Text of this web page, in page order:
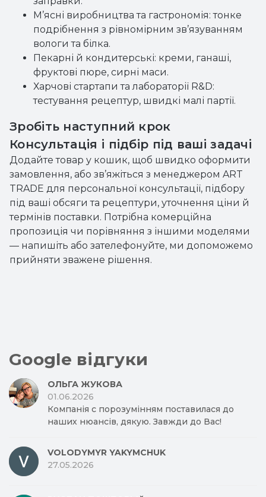
М’ясні виробництва та гастрономія: тонке
подрібнення з рівномірним зв’язуванням
вологи та білка.
Пекарні й кондитерські: креми, ганаші,
фруктові пюре, сирні маси.
Харчові стартапи та лабораторії R&D:
тестування рецептур, швидкі малі партії.
Зробіть наступний крок
Консультація і підбір під ваші задачі
Додайте товар у кошик, щоб швидко оформити
замовлення, або зв’яжіться з менеджером ART
TRADE для персональної консультації, підбору
під ваші обсяги та рецептури, уточнення ціни й
термінів поставки. Потрібна комерційна
пропозиція чи порівняння з іншими моделями
— напишіть або зателефонуйте, ми допоможемо
прийняти зважене рішення.
Google відгуки
ОЛЬГА ЖУКОВА
01.06.2026
Компанія с порозумінням поставилася до
наших нюансів, дякую. Завжди до Вас!
VOLODYMYR YAKYMCHUK
27.05.2026